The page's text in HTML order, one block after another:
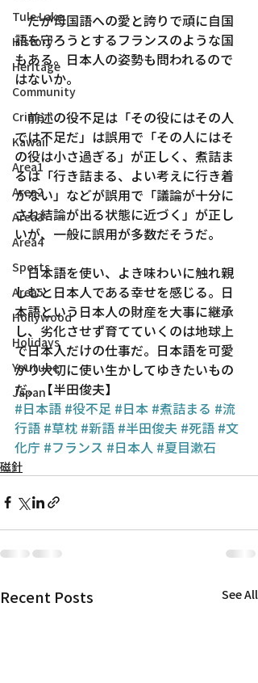
Tule Lake
History
Heritage
Community
Crime
Kawaii
Area1
Area2
Area3
Area4
Sports
Area5
Hollywood
Holidays
Youtube
Japan
だが母国語への愛と誇りで頑に自国
語を守ろうとするフランスのような国
もある。日本人の姿勢も問われるので
はないか。
前述の役不足は「その役にはその人
では不足だ」は誤用で「その人にはそ
の役は小さ過ぎる」が正しく、煮詰ま
るは「行き詰まる、よい考えに行き着
かない」などが誤用で「議論が十分に
され結論が出る状態に近づく」が正し
いが、一般に誤用が多数だそうだ。
日本語を使い、よき味わいに触れ親
しむと日本人である幸せを感じる。日
本語という日本人の財産を大事に継承
し、劣化させず育てていくのは地球上
で日本人だけの仕事だ。日本語を可愛
がり大切に使い生かしてゆきたいもの
だ。【半田俊夫】
#日本語 #役不足 #日本 #煮詰まる #流
行語 #草枕 #新語 #半田俊夫 #死語 #文
化庁 #フランス #日本人 #夏目漱石
磁針
Recent Posts See All